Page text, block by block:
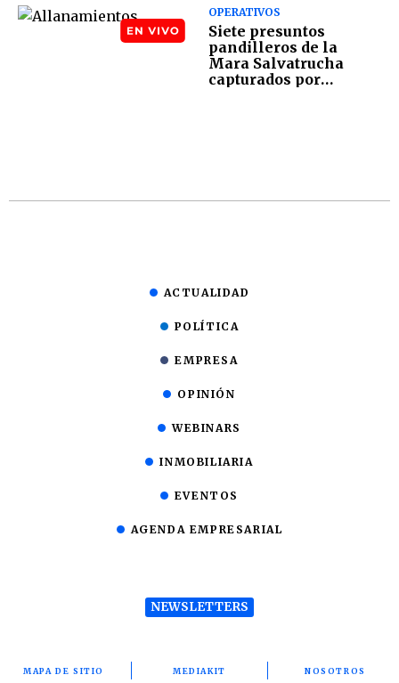
OPERATIVOS
Siete presuntos
pandilleros de la
Mara Salvatrucha
capturados por
ACTUALIDAD
POLÍTICA
EMPRESA
OPINIÓN
WEBINARS
INMOBILIARIA
EVENTOS
AGENDA EMPRESARIAL
NEWSLETTERS
MAPA DE SITIO MEDIAKIT NOSOTROS